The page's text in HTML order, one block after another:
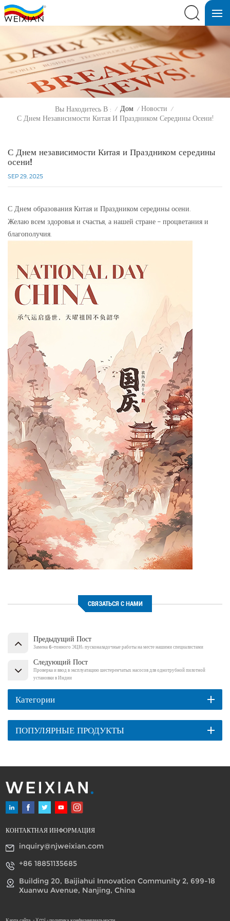
Вы Находитесь В : / Дом / Новости /
С Днем Независимости Китая И Праздником Середины Осени!
С Днем независимости Китая и Праздником середины
осени!
SEP 29, 2025
С Днем образования Китая и Праздником середины осени.
Желаю всем здоровья и счастья, а нашей стране – процветания и
благополучия.
СВЯЗАТЬСЯ С НАМИ
Предыдущий Пост
Замена 6-тонного ЭЦН: пусконаладочные работы на месте нашими специалистами
Следующий Пост
Проверка и ввод в эксплуатацию шестеренчатых насосов для однотрубной пилотной
установки в Индии
Категории
ПОПУЛЯРНЫЕ ПРОДУКТЫ
КОНТАКТНАЯ ИНФОРМАЦИЯ
inquiry@njweixian.com
+86 18851135685
Building 20, Baijiahui Innovation Community 2, 699-18
Xuanwu Avenue, Nanjing, China